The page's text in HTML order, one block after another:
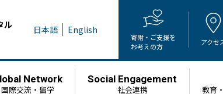
ル 日本語 English
寄附・ご支援を
お考えの方
アクセ
Network
国際交流・留学
Social Engagement
社会連携 教育